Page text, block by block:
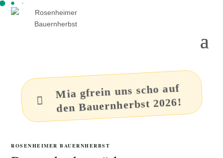

Mia gfrein uns scho auf
den Bauernherbst 2026!
ROSENHEIMER BAUERNHERBST